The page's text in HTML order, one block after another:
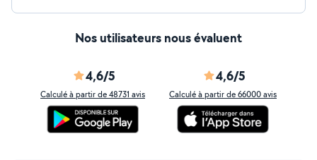
Nos utilisateurs nous évaluent
4,6/5
Calculé à partir de 48731 avis
4,6/5
Calculé à partir de 66000 avis